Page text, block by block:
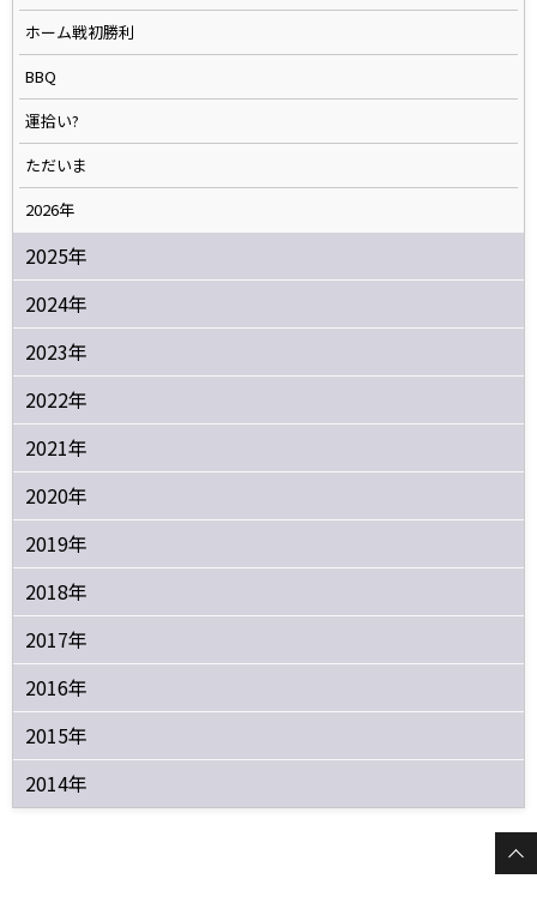
ホーム戦初勝利
BBQ
運拾い?
ただいま
2026年
2025年
2024年
2023年
2022年
2021年
2020年
2019年
2018年
2017年
2016年
2015年
2014年